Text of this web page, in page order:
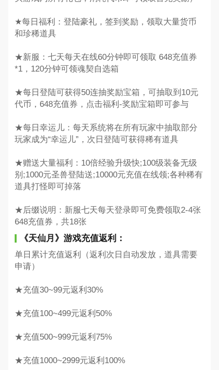
★每日福利：登陆豪礼，签到奖励，领取大量货币
和珍稀道具
★新服：七天每天在线60分钟即可领取 648充值券
*1，120分钟可领魂契自选箱
★每日登陆可获得50连抽奖励宝箱，可抽取到10元
代币，648充值券，点击福利-奖励宝箱即可参与
★每日幸运儿：每天系统将在所有玩家中抽取部分
玩家成为“幸运儿”，次日登陆可获得稀有道具
★赠送大量福利：10倍经验升级快;100级装备无级
别;1000元圣兽登陆送;10000元充值在线领;各种稀有
道具打怪即可掉落
★后缀说明：新服七天每天登录即可免费领取2-4张
648充值券，共18张
《天仙月》游戏充值返利：
单日累计充值返利（返利次日自动发放，道具需要
申请）
★充值30~99元返利30%
★充值100~499元返利50%
★充值500~999元返利75%
★充值1000~2999元返利100%